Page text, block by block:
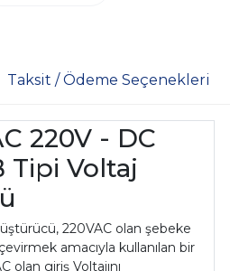
Taksit / Ödeme Seçenekleri
220V - DC
Tipi Voltaj
220VAC olan şebeke
amacıyla kullanılan bir
olan giriş Voltajını